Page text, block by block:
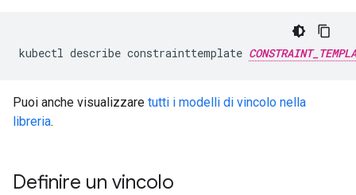
kubectl describe constrainttemplate
Puoi anche visualizzare tutti i modelli di vincolo nella
libreria.
Definire un vincolo